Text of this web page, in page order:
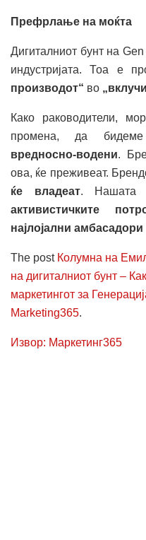
Префрлање на моќта
Дигиталниот бунт на
индустријата. Тоа е
производот“ во
Како раководители,
промена, да
вредносно-водени.
ова, ќе преживеат.
ќе владеат. Нашата
активистичките
најлојални амбасадори
The post Колумна на
на дигиталниот бунт –
маркетингот за
Marketing365.
Извор: Маркетинг365